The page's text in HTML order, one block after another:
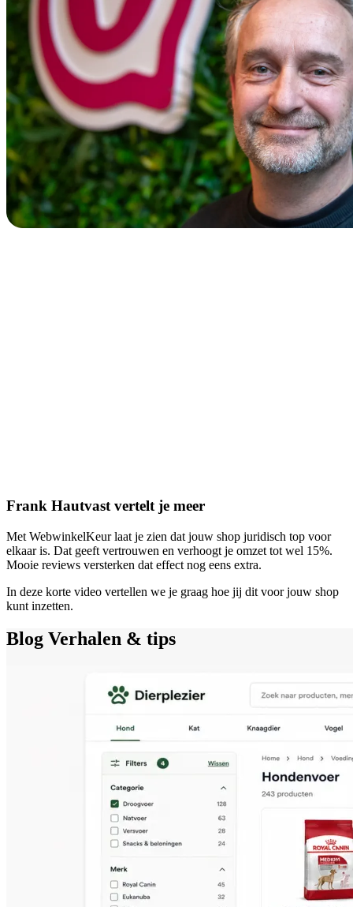
Frank Hautvast vertelt je meer
Met WebwinkelKeur laat je zien dat jouw shop juridisch top voor
elkaar is. Dat geeft vertrouwen en verhoogt je omzet tot wel 15%.
Mooie reviews versterken dat effect nog eens extra.
In deze korte video vertellen we je graag hoe jij dit voor jouw shop
kunt inzetten.
Blog Verhalen & tips